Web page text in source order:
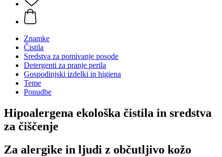
Znamke
Čistila
Sredstva za pomivanje posode
Detergenti za pranje perila
Gospodinjski izdelki in higiena
Teme
Ponudbe
Hipoalergena ekološka čistila in sredstva
za čiščenje
Za alergike in ljudi z občutljivo kožo